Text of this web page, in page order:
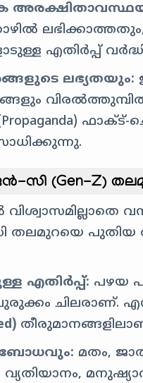
എതിർപ്പ്
ലഭ്യതയും:
വിരൽത്തുമ്പിൽ
ഫാക്ട്-
സി (Gen-Z)
പുതിയ
എതിർപ്പ്: പഴയ
ചിലരാണ്.
ബോധവും: മതം,